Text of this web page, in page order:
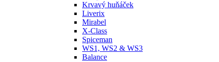
Krvavý huňáček
Liverix
Mirabel
X-Class
Spiceman
WS1, WS2 & WS3
Balance